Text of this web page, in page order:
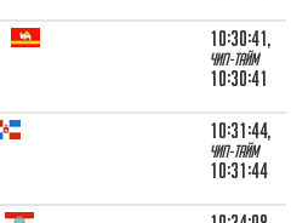
10:30:41,
Чип-тайм
10:30:41
10:31:44,
Чип-тайм
10:31:44